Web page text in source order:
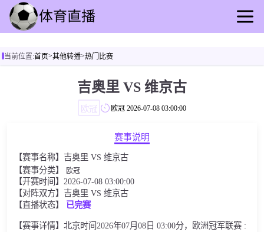
足球直播
其他转播
当前位置:首页>其他转播>热门比赛
吉奥里 VS 维京古
欧冠 欧冠 2026-07-08 03:00:00
赛事说明
【赛事名称】吉奥里 VS 维京古
【赛事分类】
欧冠
【开赛时间】2026-07-08 03:00:00
【对阵双方】吉奥里 VS 维京古
【直播状态】
已完赛
【赛事详情】北京时间2026年07月08日 03:00分，欧洲冠军联赛 :